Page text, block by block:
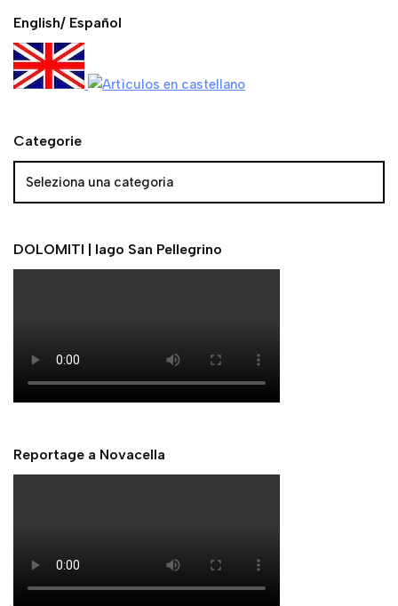
English/ Español
Categorie
DOLOMITI | lago San Pellegrino
Reportage a Novacella